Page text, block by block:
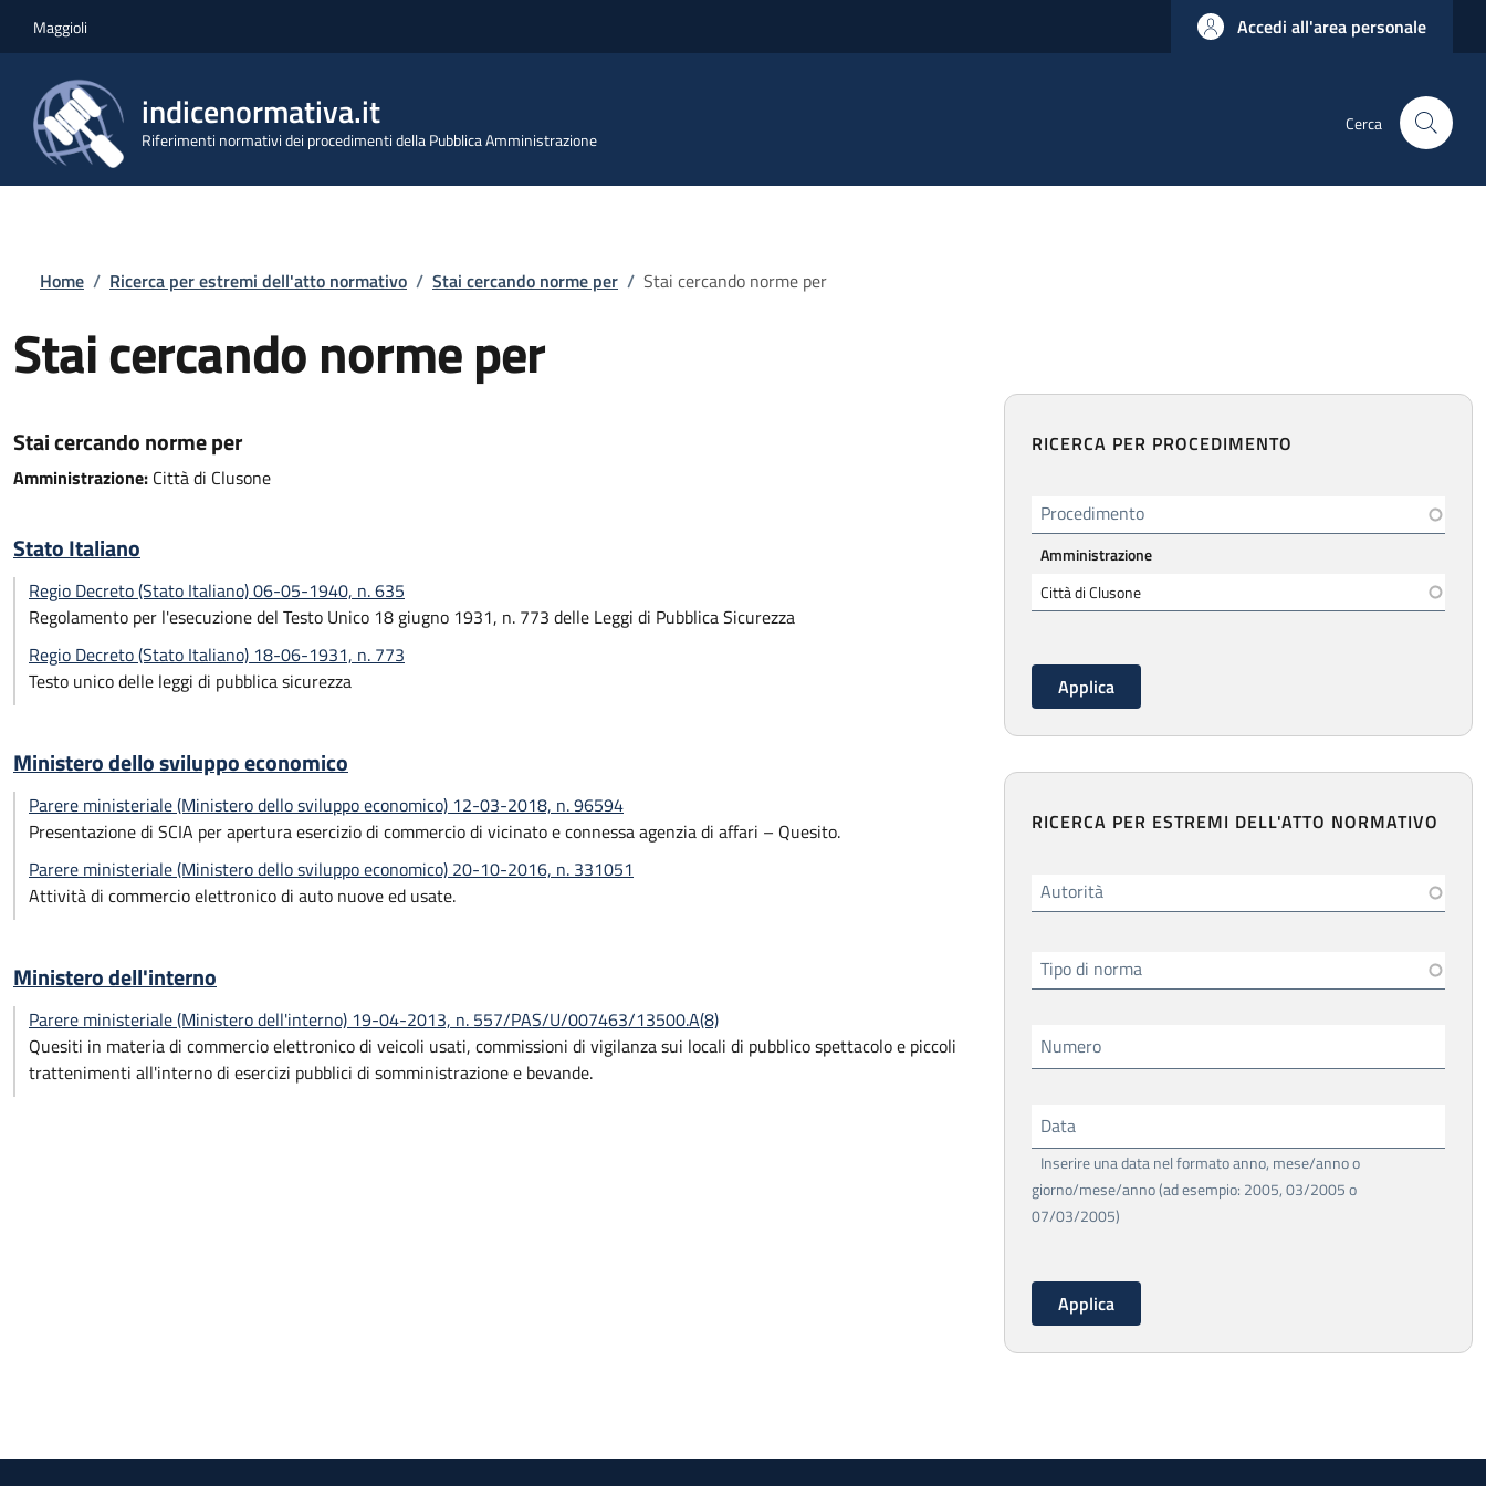
Maggioli Accedi all'area personale
indicenormativa.it
Riferimenti normativi dei procedimenti della Pubblica Amministrazione
Cerca
Briciole di pane
Home / Ricerca per estremi dell'atto normativo / Stai cercando norme per / Stai cercando norme per
Stai cercando norme per
Stai cercando norme per
Amministrazione: Città di Clusone
Stato Italiano
Regio Decreto (Stato Italiano) 06-05-1940, n. 635
Regolamento per l'esecuzione del Testo Unico 18 giugno 1931, n. 773 delle Leggi di Pubblica Sicurezza
Regio Decreto (Stato Italiano) 18-06-1931, n. 773
Testo unico delle leggi di pubblica sicurezza
Ministero dello sviluppo economico
Parere ministeriale (Ministero dello sviluppo economico) 12-03-2018, n. 96594
Presentazione di SCIA per apertura esercizio di commercio di vicinato e connessa agenzia di affari – Quesito.
Parere ministeriale (Ministero dello sviluppo economico) 20-10-2016, n. 331051
Attività di commercio elettronico di auto nuove ed usate.
Ministero dell'interno
Parere ministeriale (Ministero dell'interno) 19-04-2013, n. 557/PAS/U/007463/13500.A(8)
Quesiti in materia di commercio elettronico di veicoli usati, commissioni di vigilanza sui locali di pubblico spettacolo e piccoli
trattenimenti all'interno di esercizi pubblici di somministrazione e bevande.
RICERCA PER PROCEDIMENTO
Procedimento
Amministrazione
RICERCA PER ESTREMI DELL'ATTO NORMATIVO
Autorità
Tipo di norma
Numero
Data
Inserire una data nel formato anno, mese/anno o
giorno/mese/anno (ad esempio: 2005, 03/2005 o
07/03/2005)